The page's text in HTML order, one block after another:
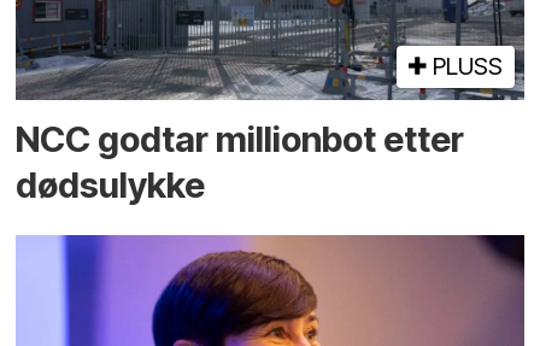
PLUSS
NCC godtar millionbot etter
dødsulykke